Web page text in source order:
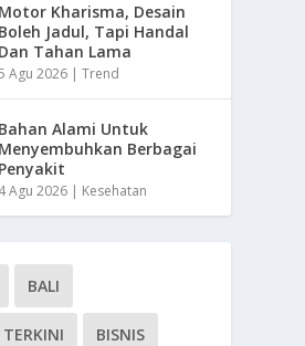
Motor Kharisma, Desain
Boleh Jadul, Tapi Handal
Dan Tahan Lama
Agu 2026 |Trend
Bahan Alami Untuk
Menyembuhkan Berbagai
Penyakit
4 Agu 2026 | Kesehatan
BALI
BISNIS